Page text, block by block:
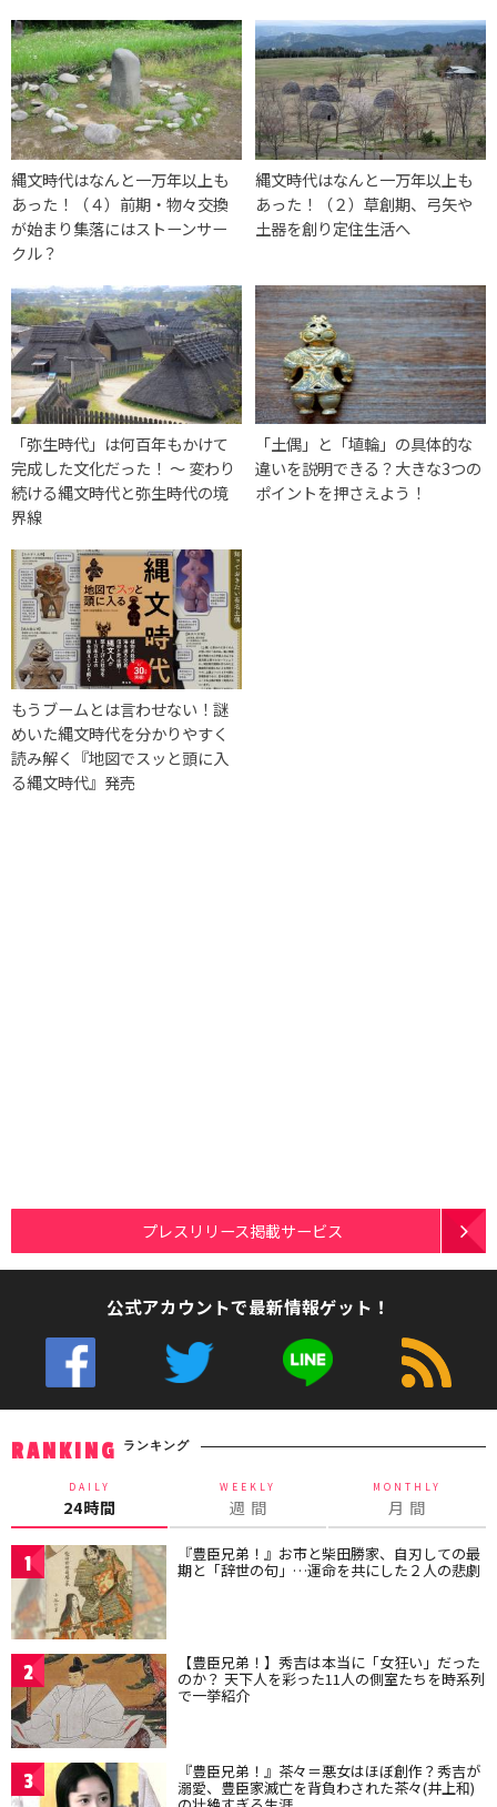
縄文時代はなんと一万年以上も
あった！（４）前期・物々交換
が始まり集落にはストーンサー
クル？
縄文時代はなんと一万年以上も
あった！（２）草創期、弓矢や
土器を創り定住生活へ
「弥生時代」は何百年もかけて
完成した文化だった！ 〜 変わり
続ける縄文時代と弥生時代の境
界線
「土偶」と「埴輪」の具体的な
違いを説明できる？大きな3つの
ポイントを押さえよう！
もうブームとは言わせない！謎
めいた縄文時代を分かりやすく
読み解く『地図でスッと頭に入
る縄文時代』発売
プレスリリース掲載サービス
公式アカウントで最新情報ゲット！
RANKING ランキング
DAILY
24時間
WEEKLY
週 間
MONTHLY
月 間
1 『豊臣兄弟！』お市と柴田勝家、自刃しての最
期と「辞世の句」…運命を共にした２人の悲劇
2 【豊臣兄弟！】秀吉は本当に「女狂い」だった
のか？ 天下人を彩った11人の側室たちを時系列
で一挙紹介
3 『豊臣兄弟！』茶々＝悪女はほぼ創作？秀吉が
溺愛、豊臣家滅亡を背負わされた茶々(井上和)